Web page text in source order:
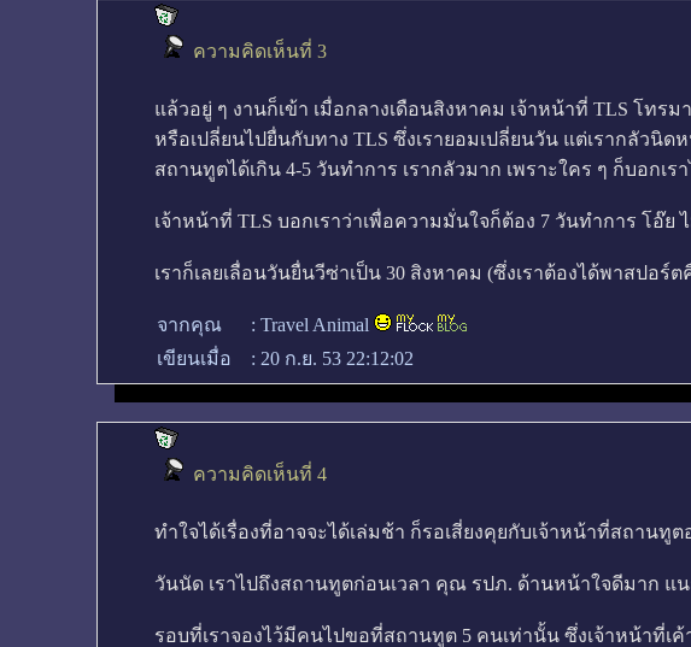
ความคิดเห็นที่ 3
แล้วอยู่ ๆ งานก็เข้า เมื่อกลางเดือนสิงหาคม เจ้าหน้าที่ TLS โทร
หรือเปลี่ยนไปยื่นกับทาง TLS ซึ่งเรายอมเปลี่ยนวัน แต่เรากลัวนิ
สถานทูตได้เกิน 4-5 วันทำการ เรากลัวมาก เพราะใคร ๆ ก็บอกเร
เจ้าหน้าที่ TLS บอกเราว่าเพื่อความมั่นใจก็ต้อง 7 วันทำการ โอ๊
เราก็เลยเลื่อนวันยื่นวีซ่าเป็น 30 สิงหาคม (ซึ่งเราต้องได้พาสปอ
จากคุณ : Travel Animal
เขียนเมื่อ
: 20 ก.ย. 53 22:12:02
ความคิดเห็นที่ 4
ทำใจได้เรื่องที่อาจจะได้เล่มช้า ก็รอเสี่ยงคุยกับเจ้าหน้าที่สถานทู
วันนัด เราไปถึงสถานทูตก่อนเวลา คุณ รปภ. ด้านหน้าใจดีมาก แ
รอบที่เราจองไว้มีคนไปขอที่สถานทูต 5 คนเท่านั้น ซึ่งเจ้าหน้าที่เ